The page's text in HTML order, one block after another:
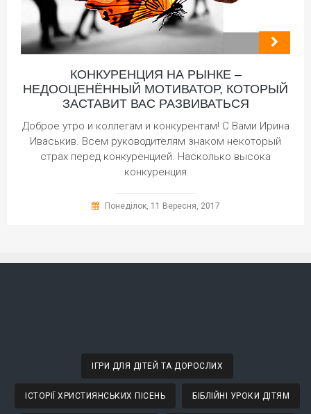
КОНКУРЕНЦИЯ НА РЫНКЕ –
НЕДООЦЕНЁННЫЙ МОТИВАТОР, КОТОРЫЙ
ЗАСТАВИТ ВАС РАЗВИВАТЬСЯ
Доброе утро и коллегам и конкурентам! С Вами Ирина
Иваськив. Всем руководителям знаком некоторый
страх перед конкуренцией. Насколько высока
конкуренция
Понеділок, 11 Вересня, 2017
ІГРИ ДЛЯ ДІТЕЙ ТА ДОРОСЛИХ
ІСТОРІЇ ХРИСТИЯНСЬКИХ ПІСЕНЬ БІБЛІЙНІ УРОКИ ДІТЯМ